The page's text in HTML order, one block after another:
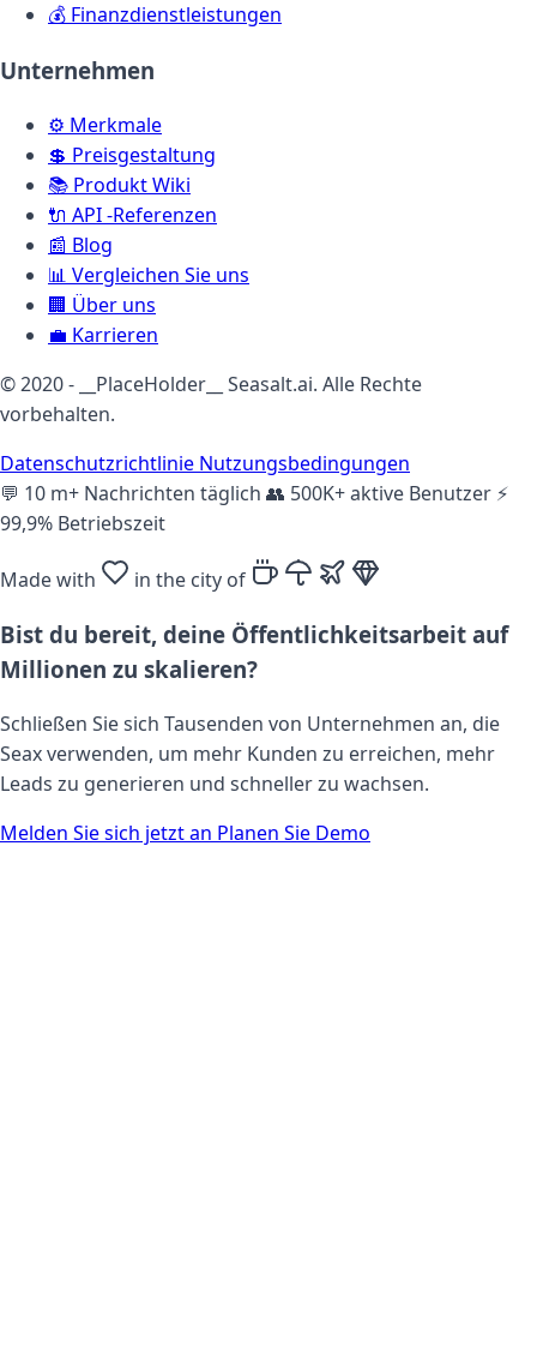
💰 Finanzdienstleistungen
Unternehmen
⚙️ Merkmale
💲 Preisgestaltung
📚 Produkt Wiki
🔌 API -Referenzen
📰 Blog
📊 Vergleichen Sie uns
🏢 Über uns
💼 Karrieren
© 2020 - __PlaceHolder__ Seasalt.ai. Alle Rechte
vorbehalten.
Datenschutzrichtlinie Nutzungsbedingungen
💬 10 m+ Nachrichten täglich 👥 500K+ aktive Benutzer ⚡
99,9% Betriebszeit
Made with in the city of
Bist du bereit, deine Öffentlichkeitsarbeit auf
Millionen zu skalieren?
Schließen Sie sich Tausenden von Unternehmen an, die
Seax verwenden, um mehr Kunden zu erreichen, mehr
Leads zu generieren und schneller zu wachsen.
Melden Sie sich jetzt an Planen Sie Demo